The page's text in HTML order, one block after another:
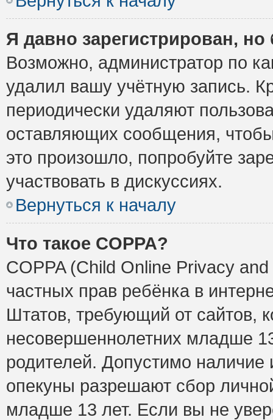
Я давно зарегистрирован,
Возможно, администратор по
удалил вашу учётную запись.
периодически удаляют
оставляющих сообщения,
это произошло, попробуйте
участвовать в дискуссиях.
Вернуться к началу
Что такое COPPA?
COPPA (Child Online Privacy
частных прав ребёнка в
Штатов, требующий от сайтов,
несовершеннолетних младше
родителей. Допустимо наличие
опекуны разрешают сбор
младше 13 лет. Если вы не